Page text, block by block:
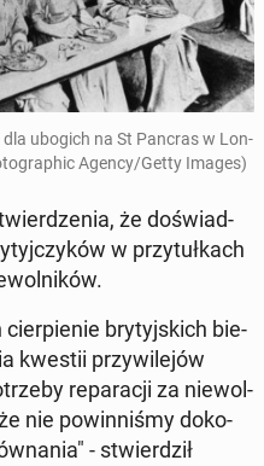
dla ubogich na St Pancras w Lon­
Agency/Getty Images)
że do­świad­
w przy­tuł­kach
cier­pie­nie bry­tyj­skich bie­
kwestii przy­wi­le­jów
re­pa­ra­cji za nie­wol­
nie po­win­ni­śmy do­ko­
- stwier­dził